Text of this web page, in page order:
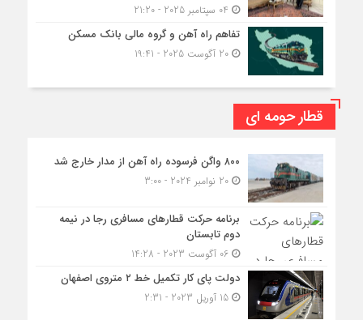
تفاهم راه آهن و گروه مالی بانک مسکن
20 آگوست 2025 - 19:41
قطار حومه ای
۸۰۰ واگن فرسوده راه آهن از مدار خارج شد
20 نوامبر 2024 - 3:00
برنامه حرکت قطارهای مسافری رجا در نیمه
دوم تابستان
06 آگوست 2023 - 14:28
دولت پای کار تکمیل خط ۲ متروی اصفهان
15 آوریل 2023 - 2:31